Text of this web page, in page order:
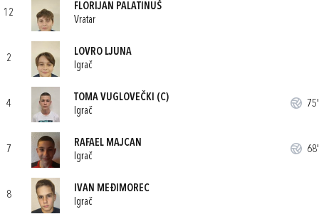
12
FLORIJAN PALATINUŠ
Vratar
2
LOVRO LJUNA
Igrač
4
TOMA VUGLOVEČKI (C)
Igrač
75'
7
RAFAEL MAJCAN
Igrač
68'
8
IVAN MEĐIMOREC
Igrač